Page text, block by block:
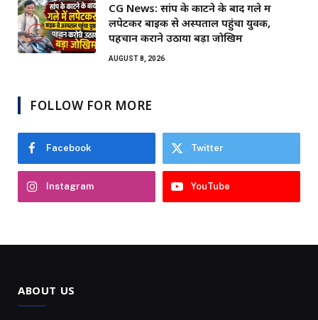
CG News: सांप के काटने के बाद गले में
लपेटकर बाइक से अस्पताल पहुंचा युवक,
पहचान कराने उठाया बड़ा जोखिम
AUGUST 8, 2026
FOLLOW FOR MORE
Facebook Twitter
Instagram YouTube
ABOUT US